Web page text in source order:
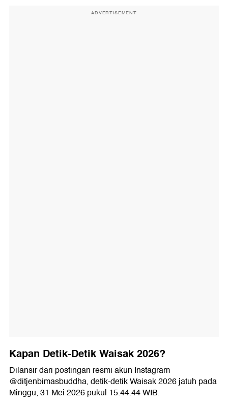
ADVERTISEMENT
Kapan Detik-Detik Waisak 2026?
Dilansir dari postingan resmi akun Instagram
@ditjenbimasbuddha, detik-detik Waisak 2026 jatuh pada
Minggu, 31 Mei 2026 pukul 15.44.44 WIB.